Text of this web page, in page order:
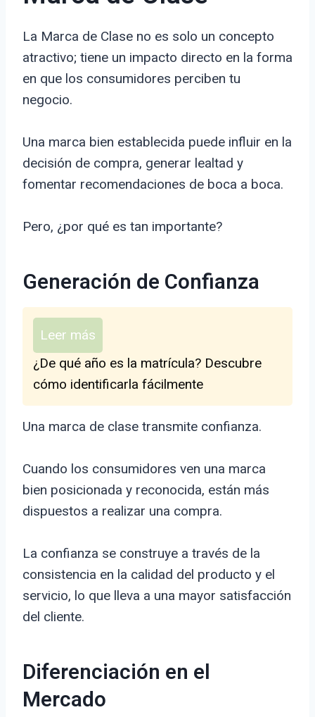
La Marca de Clase no es solo un concepto
atractivo; tiene un impacto directo en la forma
en que los consumidores perciben tu
negocio.
Una marca bien establecida puede influir en la
decisión de compra, generar lealtad y
fomentar recomendaciones de boca a boca.
Pero, ¿por qué es tan importante?
Generación de Confianza
Leer más
¿De qué año es la matrícula? Descubre
cómo identificarla fácilmente
Una marca de clase transmite confianza.
Cuando los consumidores ven una marca
bien posicionada y reconocida, están más
dispuestos a realizar una compra.
La confianza se construye a través de la
consistencia en la calidad del producto y el
servicio, lo que lleva a una mayor satisfacción
del cliente.
Diferenciación en el
Mercado